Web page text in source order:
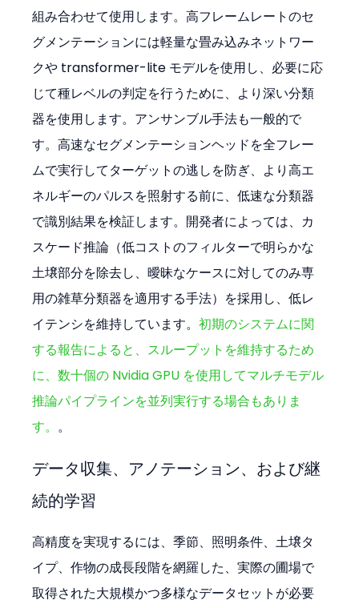
組み合わせて使用します。高フレームレートのセ
グメンテーションには軽量な畳み込みネットワー
クや transformer-lite モデルを使用し、必要に応
じて種レベルの判定を行うために、より深い分類
器を使用します。アンサンブル手法も一般的で
す。高速なセグメンテーションヘッドを全フレー
ムで実行してターゲットの逃しを防ぎ、より高エ
ネルギーのパルスを照射する前に、低速な分類器
で識別結果を検証します。開発者によっては、カ
スケード推論（低コストのフィルターで明らかな
土壌部分を除去し、曖昧なケースに対してのみ専
用の雑草分類器を適用する手法）を採用し、低レ
イテンシを維持しています。初期のシステムに関
する報告によると、スループットを維持するため
に、数十個の Nvidia GPU を使用してマルチモデル
推論パイプラインを並列実行する場合もありま
す。 。
データ収集、アノテーション、および継
続的学習
高精度を実現するには、季節、照明条件、土壌タ
イプ、作物の成長段階を網羅した、実際の圃場で
取得された大規模かつ多様なデータセットが必要